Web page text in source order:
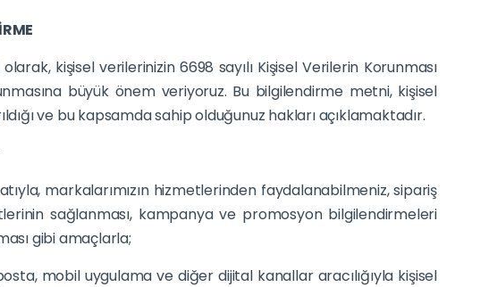
olarak, kişisel verilerinizin 6698 sayılı Kişisel Verilerin Korunması
büyük önem veriyoruz. Bu bilgilendirme metni, kişisel
ve bu kapsamda sahip olduğunuz hakları açıklamaktadır.
markalarımızın hizmetlerinden faydalanabilmeniz, sipariş
sağlanması, kampanya ve promosyon bilgilendirmeleri
gibi amaçlarla;
mobil uygulama ve diğer dijital kanallar aracılığıyla kişisel